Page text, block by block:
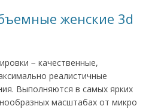
женские 3d
− качественные,
реалистичные
Выполняются в самых ярких
масштабах от микро